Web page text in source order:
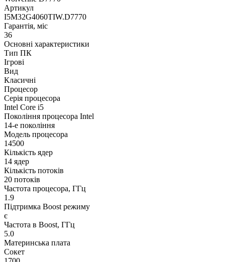
Артикул
I5M32G4060TIW.D7770
Гарантія, міс
36
Основні характеристики
Тип ПК
Ігрові
Вид
Класичні
Процесор
Серія процесора
Intel Core i5
Покоління процесора Intel
14-е покоління
Модель процесора
14500
Кількість ядер
14 ядер
Кількість потоків
20 потоків
Частота процесора, ГГц
1.9
Підтримка Boost режиму
є
Частота в Boost, ГГц
5.0
Материнська плата
Сокет